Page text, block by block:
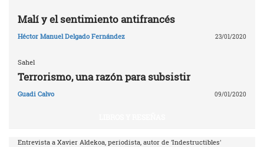
Malí y el sentimiento antifrancés
Héctor Manuel Delgado Fernández 23/01/2020
Sahel
Terrorismo, una razón para subsistir
Guadi Calvo 09/01/2020
Entrevista a Xavier Aldekoa, periodista, autor de 'Indestructibles'